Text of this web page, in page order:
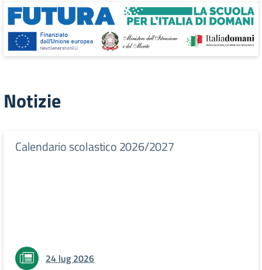
Notizie
Calendario scolastico 2026/2027
24 lug 2026